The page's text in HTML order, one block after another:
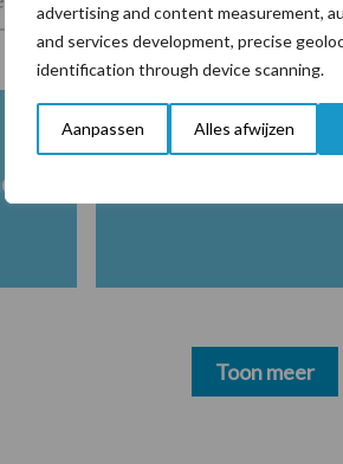
advertising and content measurement,
and services development, precise
identification through device scanning.
Aanpassen Alles afwijzen
Toon meer